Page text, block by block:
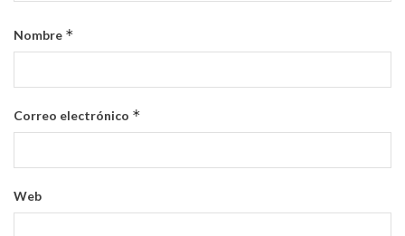
Nombre *
Correo electrónico *
Web